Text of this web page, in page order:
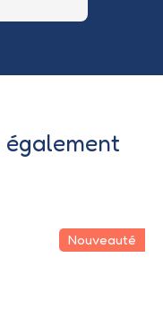
également
Nouveauté